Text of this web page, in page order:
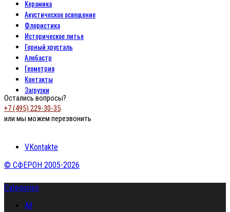
Керамика
Акустическое освещение
Флористика
Историческое литье
Горный хрусталь
Алебастр
Геометрия
Контакты
Загрузки
Остались вопросы?
+7 (495) 229-30-35
или мы можем перезвонить
VKontakte
© СФЕРОН 2005-2026
Categories
All